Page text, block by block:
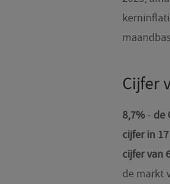
Cijfer
8,7% - de
cijfer in
cijfer van
de markt